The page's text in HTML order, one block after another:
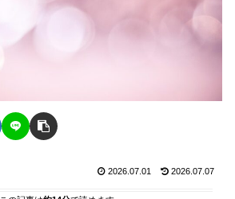
2026.07.01 2026.07.07